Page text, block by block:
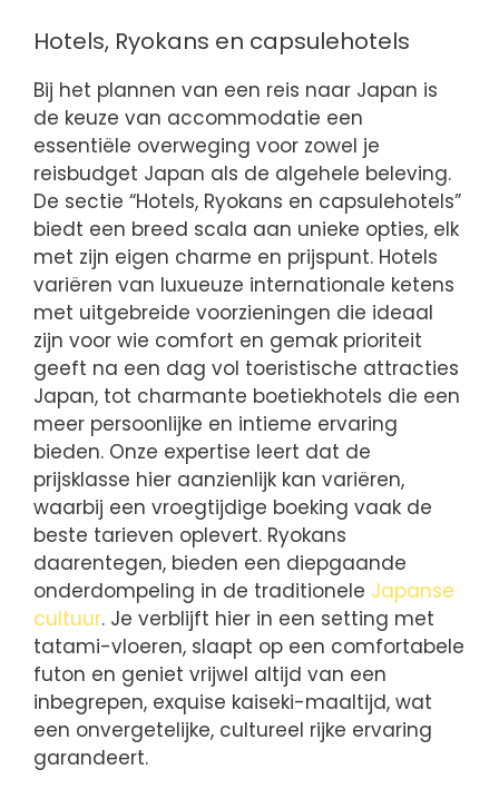
Hotels, Ryokans en capsulehotels
Bij het plannen van een reis naar Japan is
de keuze van accommodatie een
essentiële overweging voor zowel je
reisbudget Japan als de algehele beleving.
De sectie “Hotels, Ryokans en capsulehotels”
biedt een breed scala aan unieke opties, elk
met zijn eigen charme en prijspunt. Hotels
variëren van luxueuze internationale ketens
met uitgebreide voorzieningen die ideaal
zijn voor wie comfort en gemak prioriteit
geeft na een dag vol toeristische attracties
Japan, tot charmante boetiekhotels die een
meer persoonlijke en intieme ervaring
bieden. Onze expertise leert dat de
prijsklasse hier aanzienlijk kan variëren,
waarbij een vroegtijdige boeking vaak de
beste tarieven oplevert. Ryokans
daarentegen, bieden een diepgaande
onderdompeling in de traditionele Japanse
cultuur. Je verblijft hier in een setting met
tatami-vloeren, slaapt op een comfortabele
futon en geniet vrijwel altijd van een
inbegrepen, exquise kaiseki-maaltijd, wat
een onvergetelijke, cultureel rijke ervaring
garandeert.